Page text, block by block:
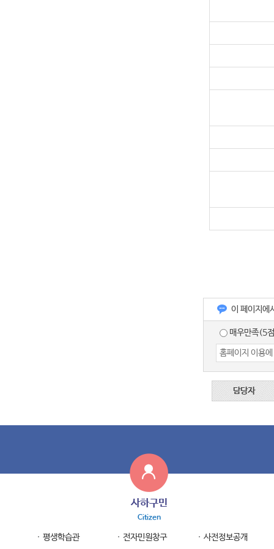
이 페이지에
매우만족(5
담당자
사하구민
Citizen
평생학습관 전자민원창구 사전정보공개